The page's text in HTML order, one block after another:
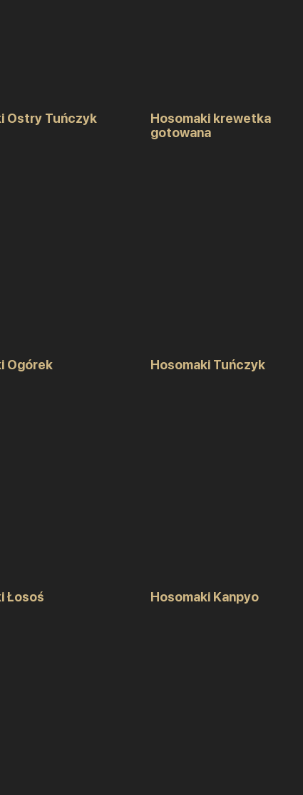
Ostry Tuńczyk
Hosomaki krewetka
gotowana
Ogórek Hosomaki Tuńczyk
Łosoś Hosomaki Kanpyo